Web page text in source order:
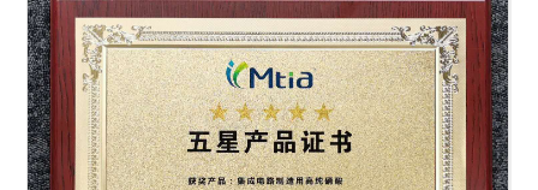
奖”，公司产品——集成电路制造用高纯氢氟酸和高纯硝酸
获得“五星产品”奖。作为此次大会的主办方之一，集成电
路材料产业技术创新联盟向获奖单位颁奖。